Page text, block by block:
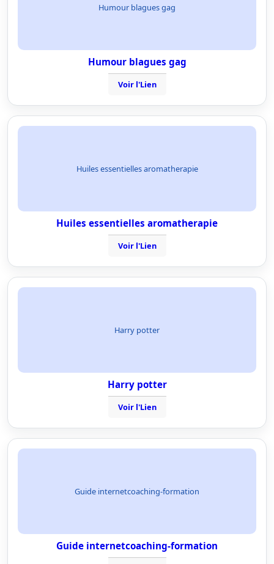
Humour blagues gag
Humour blagues gag
Voir l'Lien
Huiles essentielles aromatherapie
Huiles essentielles aromatherapie
Voir l'Lien
Harry potter
Harry potter
Voir l'Lien
Guide internetcoaching-formation
Guide internetcoaching-formation